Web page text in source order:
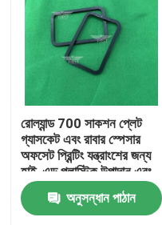
রোল্যান্ড 700 সাকশন প্লেট
গ্যাসকেট এবং রাবার স্পেসার
অফসেট প্রিন্টিং যন্ত্রাংশের জন্য
হাই-এন্ড প্লাস্টিক উপাদান এবং
পরিমাণে ছাড়
অনুসন্ধান পাঠান